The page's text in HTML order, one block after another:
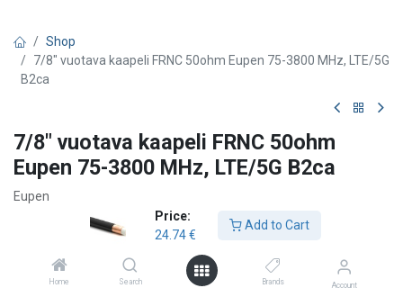
Price:
24.74€
Add to Cart
Home Search Brands Account
Shop
7/8" vuotava kaapeli FRNC 50ohm Eupen 75-3800 MHz, LTE/5G
B2ca
7/8" vuotava kaapeli FRNC 50ohm
Eupen 75-3800 MHz, LTE/5G B2ca
Eupen
EUCARAY RMC 78-G-HLFR-B2ca on säteilevä eli niin sanottu
”vuotava” antennikaapeli, joka on suunniteltu laajakaistaiseen RF-
signaalin jakeluun vaativissa ympäristöissä. Kaapeli soveltuu
erinomaisesti käytettäväksi sisä- ja ulkotiloissa, kuten